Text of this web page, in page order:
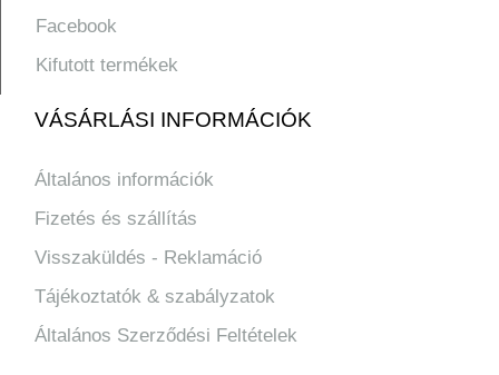
Facebook
Kifutott termékek
VÁSÁRLÁSI INFORMÁCIÓK
Általános információk
Fizetés és szállítás
Visszaküldés - Reklamáció
Tájékoztatók & szabályzatok
Általános Szerződési Feltételek